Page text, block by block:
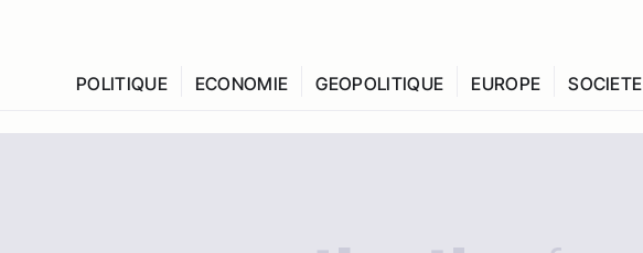
POLITIQUE ECONOMIE GEOPOLITIQUE EUROPE SOCIETE